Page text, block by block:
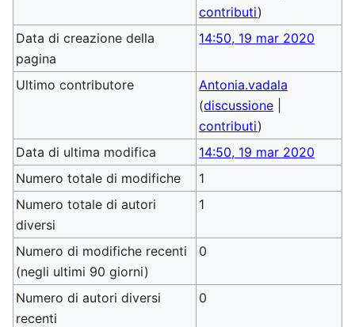
contributi)
Data di creazione della
pagina
14:50, 19 mar 2020
Ultimo contributore
Antonia.vadala
(discussione
contributi)
Data di ultima modifica
14:50, 19 mar 2020
Numero totale di modifiche
1
Numero totale di autori
diversi
1
Numero di modifiche recenti
(negli ultimi 90 giorni)
0
Numero di autori diversi
recenti
0